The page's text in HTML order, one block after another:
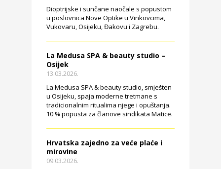
Dioptrijske i sunčane naočale s popustom
u poslovnica Nove Optike u Vinkovcima,
Vukovaru, Osijeku, Đakovu i Zagrebu.
La Medusa SPA & beauty studio –
Osijek
13.03.2026.
La Medusa SPA & beauty studio, smješten
u Osijeku, spaja moderne tretmane s
tradicionalnim ritualima njege i opuštanja.
10 % popusta za članove sindikata Matice.
Hrvatska zajedno za veće plaće i
mirovine
09.03.2026.